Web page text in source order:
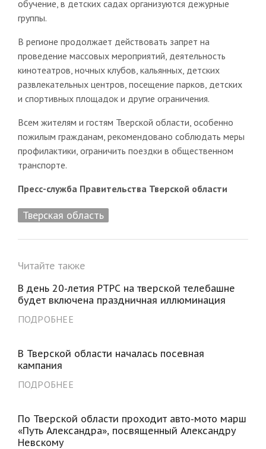
обучение, в детских садах организуются дежурные
группы.
В регионе продолжает действовать запрет на
проведение массовых мероприятий, деятельность
кинотеатров, ночных клубов, кальянных, детских
развлекательных центров, посещение парков, детских
и спортивных площадок и другие ограничения.
Всем жителям и гостям Тверской области, особенно
пожилым гражданам, рекомендовано соблюдать меры
профилактики, ограничить поездки в общественном
транспорте.
Пресс-служба Правительства Тверской области
Тверская область
Читайте также
В день 20-летия РТРС на тверской телебашне
будет включена праздничная иллюминация
ПОДРОБНЕЕ
В Тверской области началась посевная
кампания
ПОДРОБНЕЕ
По Тверской области проходит авто-мото марш
«Путь Александра», посвященный Александру
Невскому